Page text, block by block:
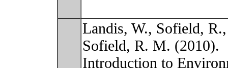
Landis, W., Sofield,
Sofield, R. M. (2010).
Introduction to